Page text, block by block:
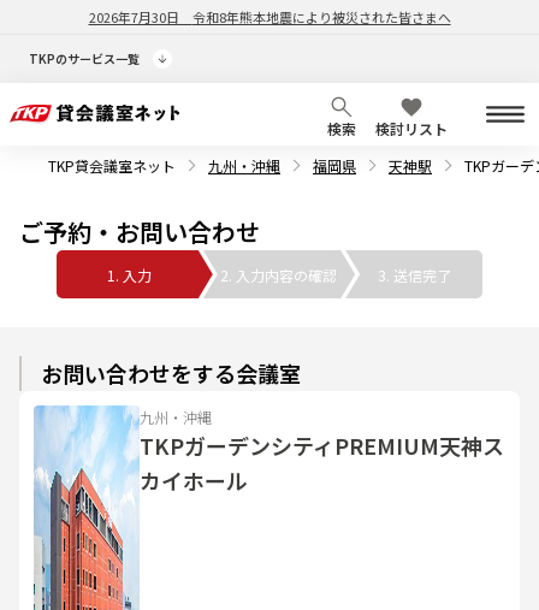
2026年7月30日 令和8年熊本地震により被災された皆さまへ
TKPのサービス一覧
検索
検討リスト
TKP貸会議室ネット
九州・沖縄 福岡県 天神駅 TKPガーデ
ご予約・お問い合わせ
1. 入力 2. 入力内容の確認 3. 送信完了
お問い合わせをする会議室
九州・沖縄
TKPガーデンシティPREMIUM天神ス
カイホール